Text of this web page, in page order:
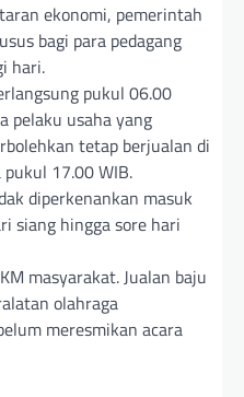
ekonomi, pemerintah
bagi para pedagang
hari.
pukul 06.00
pelaku usaha yang
tetap berjualan di
17.00 WIB.
diperkenankan masuk
siang hingga sore hari
masyarakat. Jualan baju
olahraga
meresmikan acara